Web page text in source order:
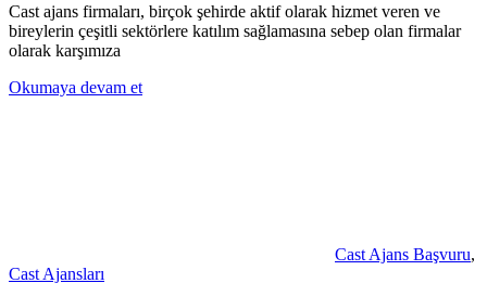
Cast ajans firmaları, birçok şehirde aktif olarak hizmet veren ve
bireylerin çeşitli sektörlere katılım sağlamasına sebep olan firmalar
olarak karşımıza
Okumaya devam et
Cast Ajans Başvuru,
Cast Ajansları